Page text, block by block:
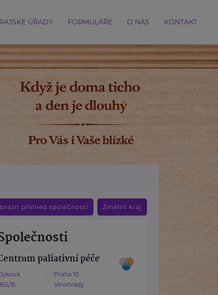
ÚŘADY FORMULÁŘE O NÁS KONTAKT
přehled společností Změnit kraj
paliativní péče
15
Praha 10
Vinohrady